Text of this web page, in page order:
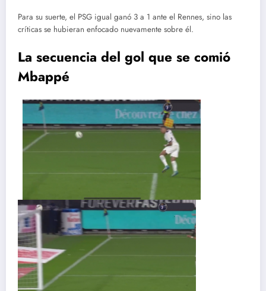
Para su suerte, el PSG igual ganó 3 a 1 ante el Rennes, sino las
críticas se hubieran enfocado nuevamente sobre él.
La secuencia del gol que se comió
Mbappé